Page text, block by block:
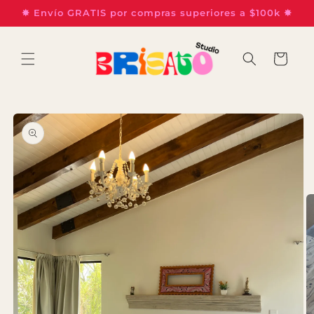
directamente
al contenido
✸ Envío GRATIS por compras superiores a $100k ✸
Carrito
directamente
a la
información
del producto